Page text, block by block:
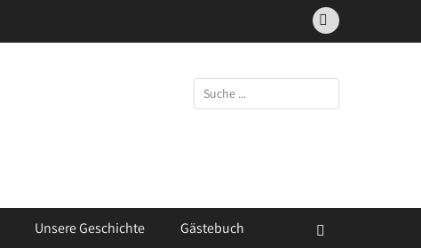
Facebook
Suchen
nach:
Unsere Geschichte Gästebuch